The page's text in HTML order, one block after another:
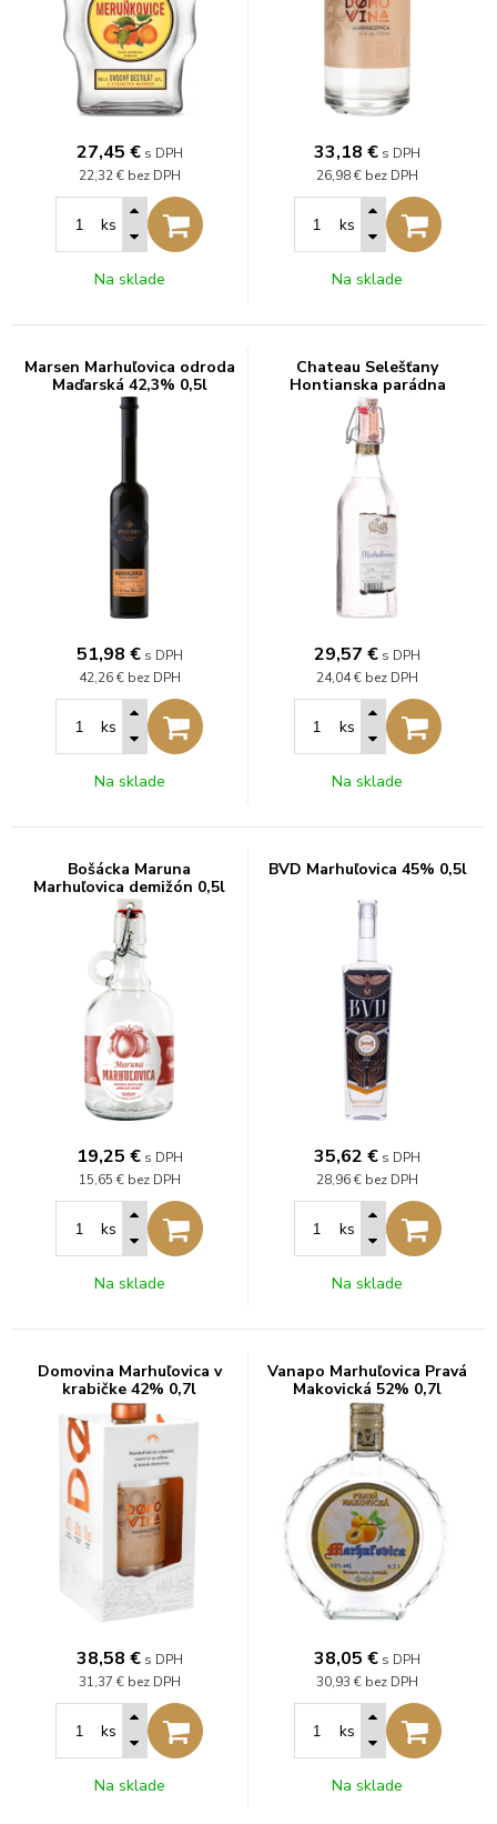
27,45 € s DPH
22,32 € bez DPH
ks
Na sklade
33,18 € s DPH
26,98 € bez DPH
ks
Na sklade
Marsen Marhuľovica odroda
Maďarská 42,3% 0,5l
51,98 € s DPH
42,26 € bez DPH
ks
Na sklade
Chateau Selešťany
Hontianska parádna
Marhuľovica 45% 0,5l
29,57 € s DPH
24,04 € bez DPH
ks
Na sklade
Bošácka Maruna
Marhuľovica demižón 0,5l
45%
19,25 € s DPH
15,65 € bez DPH
ks
Na sklade
BVD Marhuľovica 45% 0,5l
35,62 € s DPH
28,96 € bez DPH
ks
Na sklade
Domovina Marhuľovica v
krabičke 42% 0,7l
38,58 € s DPH
31,37 € bez DPH
ks
Na sklade
Vanapo Marhuľovica Pravá
Makovická 52% 0,7l
38,05 € s DPH
30,93 € bez DPH
ks
Na sklade